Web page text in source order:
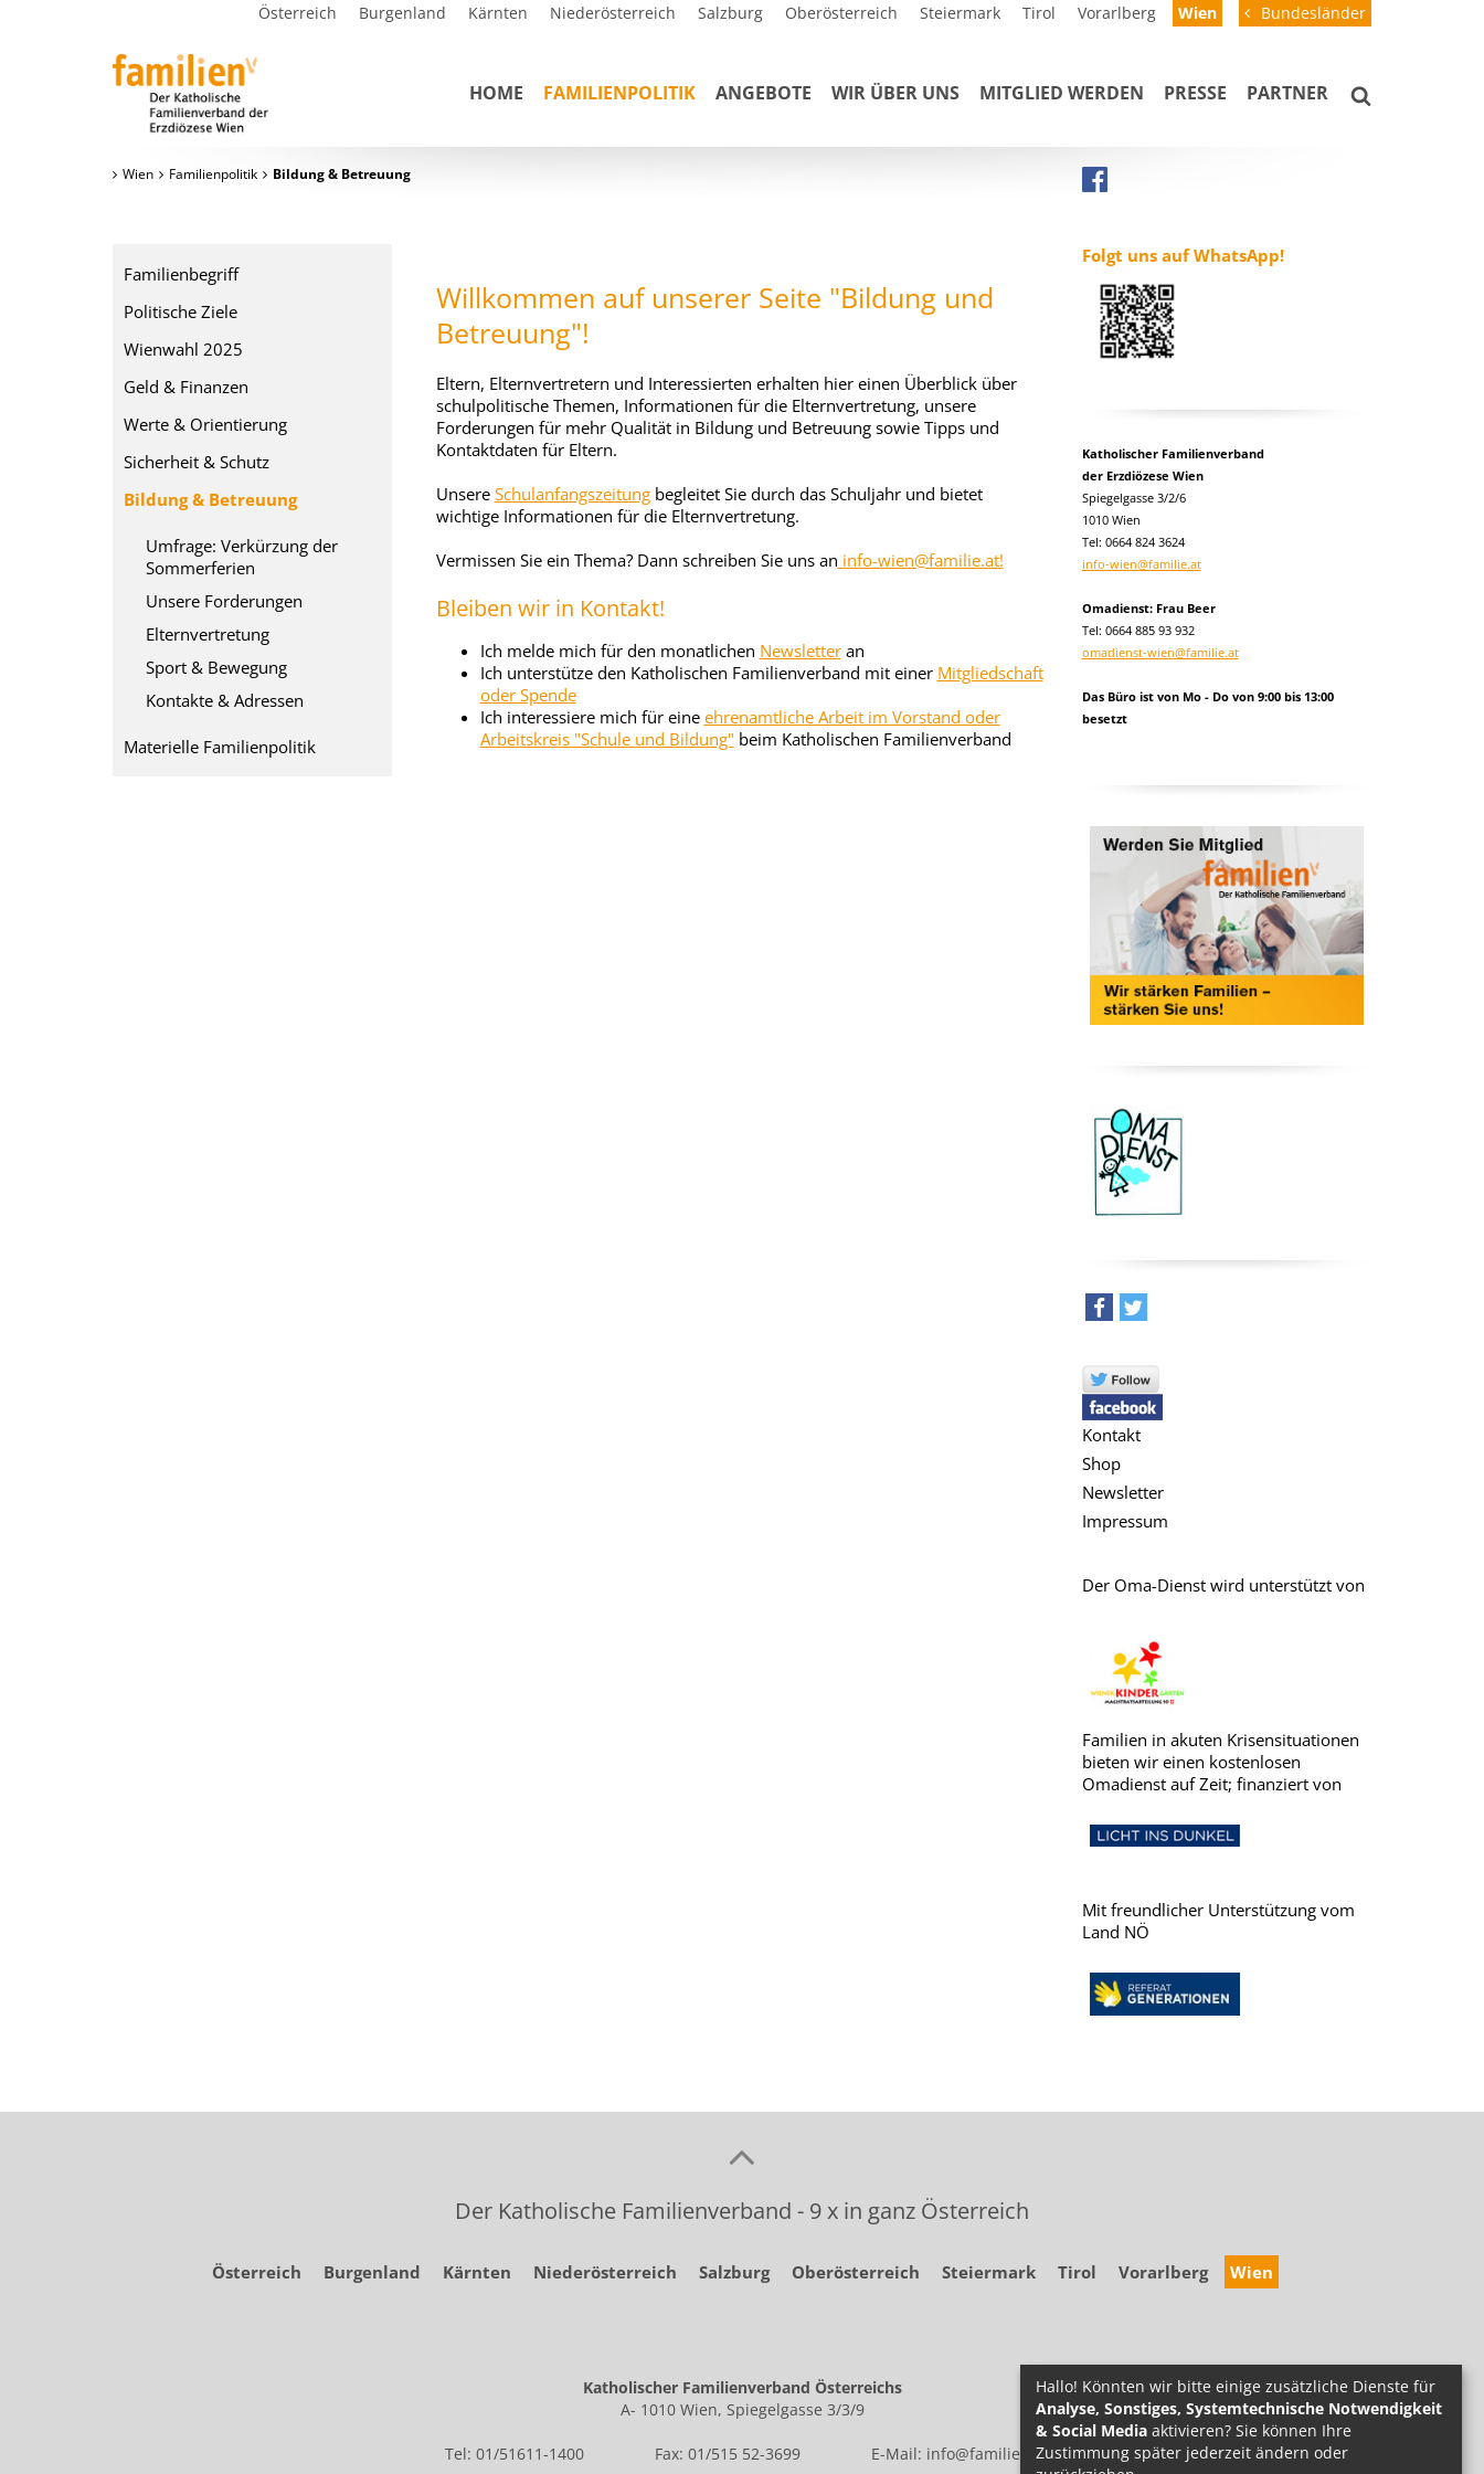
Österreich Burgenland Kärnten Niederösterreich Salzburg Oberösterreich Steiermark Tirol Vorarlberg Wien Bundesländer
HOME FAMILIENPOLITIK ANGEBOTE WIR ÜBER UNS MITGLIED WERDEN PRESSE PARTNER
Wien Familienpolitik Bildung & Betreuung
Willkommen auf unserer Seite "Bildung und
Betreuung"!
Eltern, Elternvertretern und Interessierten erhalten hier einen Überblick über
schulpolitische Themen, Informationen für die Elternvertretung, unsere
Forderungen für mehr Qualität in Bildung und Betreuung sowie Tipps und
Kontaktdaten für Eltern.
Unsere Schulanfangszeitungbegleitet Sie durch das Schuljahr und bietet
wichtige Informationen für die Elternvertretung.
Vermissen Sie ein Thema? Dann schreiben Sie uns an info-wien@familie.at!
Bleiben wir in Kontakt!
Ich melde mich für den monatlichen Newsletteran
Ich unterstütze den Katholischen Familienverband mit einer Mitgliedschaft
oder Spende
Ich interessiere mich für eine ehrenamtliche Arbeit im Vorstand oder
Arbeitskreis "Schule und Bildung" beim Katholischen Familienverband
Familienbegriff
Politische Ziele
Wienwahl 2025
Geld & Finanzen
Werte & Orientierung
Sicherheit & Schutz
Bildung & Betreuung
Umfrage: Verkürzung der
Sommerferien
Unsere Forderungen
Elternvertretung
Sport & Bewegung
Kontakte & Adressen
Materielle Familienpolitik
Folgt uns auf WhatsApp!
Katholischer Familienverband
der Erzdiözese Wien
Spiegelgasse 3/2/6
1010 Wien
Tel: 0664 824 3624
info-wien@familie.at
Omadienst: Frau Beer
Tel: 0664 885 93 932
omadienst-wien@familie.at
Das Büro ist von Mo - Do von 9:00 bis 13:00
besetzt
Kontakt
Shop
Newsletter
Impressum
Der Oma-Dienst wird unterstützt von
Familien in akuten Krisensituationen
bieten wir einen kostenlosen
Omadienst auf Zeit; finanziert von
Mit freundlicher Unterstützung vom
Land NÖ
Der Katholische Familienverband - 9 x in ganz Österreich
Österreich Burgenland Kärnten Niederösterreich Salzburg Oberösterreich Steiermark Tirol Vorarlberg Wien
Katholischer Familienverband Österreichs
A- 1010 Wien, Spiegelgasse 3/3/9
Tel: 01/51611-1400 Fax: 01/515 52-3699 E-Mail: info@familie.at
Hallo! Könnten wir bitte einige zusätzliche Dienste für
Analyse, Sonstiges, Systemtechnische Notwendigkeit
& Social Media aktivieren? Sie können Ihre
Zustimmung später jederzeit ändern oder